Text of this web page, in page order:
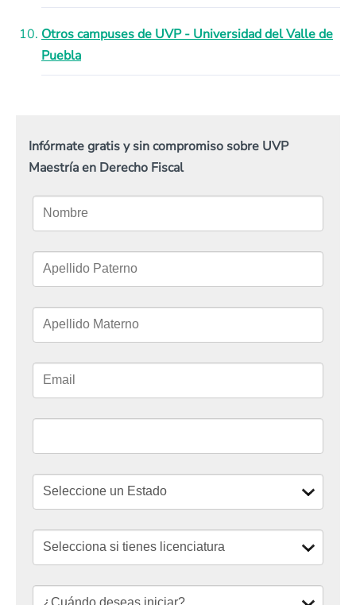
Otros campuses de UVP - Universidad del Valle de
Puebla
Infórmate gratis y sin compromiso sobre UVP
Maestría en Derecho Fiscal